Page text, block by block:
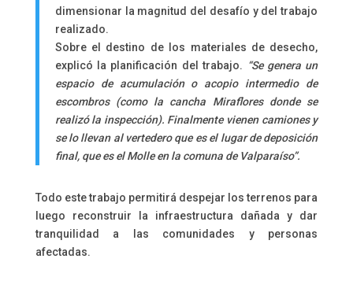
dimensionar la magnitud del desafío y del trabajo
realizado.
Sobre el destino de los materiales de desecho,
explicó la planificación del trabajo.
“Se genera un
espacio de acumulación o acopio intermedio de
escombros (como la cancha Miraflores donde se
realizó la inspección). Finalmente vienen camiones y
se lo llevan al vertedero que es el lugar de deposición
final, que es el Molle en la comuna de Valparaíso”.
Todo este trabajo permitirá despejar los terrenos para
luego reconstruir la infraestructura dañada y dar
tranquilidad a las comunidades y personas
afectadas.